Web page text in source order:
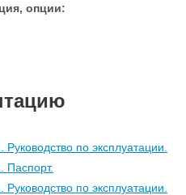
опции:
по эксплуатации.
Паспорт.
по эксплуатации.